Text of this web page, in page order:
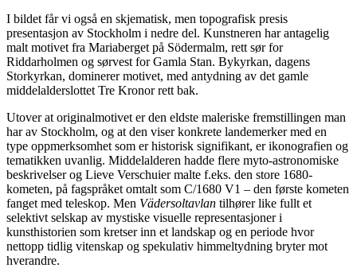
I bildet får vi også en skjematisk, men topografisk presis
presentasjon av Stockholm i nedre del. Kunstneren har antagelig
malt motivet fra Mariaberget på Södermalm, rett sør for
Riddarholmen og sørvest for Gamla Stan. Bykyrkan, dagens
Storkyrkan, dominerer motivet, med antydning av det gamle
middelalderslottet Tre Kronor rett bak.
Utover at originalmotivet er den eldste maleriske fremstillingen man
har av Stockholm, og at den viser konkrete landemerker med en
type oppmerksomhet som er historisk signifikant, er ikonografien og
tematikken uvanlig. Middelalderen hadde flere myto-astronomiske
beskrivelser og Lieve Verschuier malte f.eks. den store 1680-
kometen, på fagspråket omtalt som C/1680 V1 – den første kometen
fanget med teleskop. Men Vädersoltavlan tilhører like fullt et
selektivt selskap av mystiske visuelle representasjoner i
kunsthistorien som kretser inn et landskap og en periode hvor
nettopp tidlig vitenskap og spekulativ himmeltydning bryter mot
hverandre.